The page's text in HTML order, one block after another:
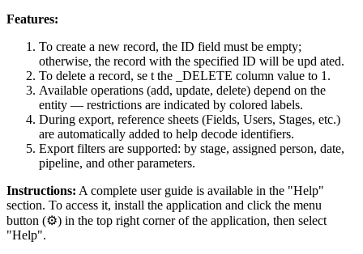
Features:
To create a new record, the ID field must be empty;
otherwise, the record with the specified ID will be upd ated.
To delete a record, se t the _DELETE column value to 1.
Available operations (add, update, delete) depend on the
entity — restrictions are indicated by colored labels.
During export, reference sheets (Fields, Users, Stages, etc.)
are automatically added to help decode identifiers.
Export filters are supported: by stage, assigned person, date,
pipeline, and other parameters.
Instructions: A complete user guide is available in the "Help"
section. To access it, install the application and click the menu
button (⚙) in the top right corner of the application, then select
"Help".